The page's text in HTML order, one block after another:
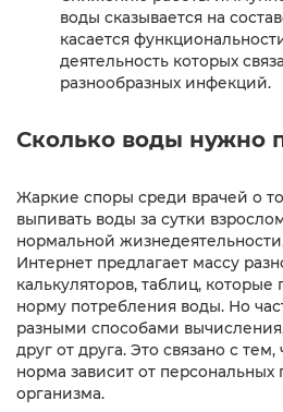
воды сказывается на
касается
деятельность которых
разнообразных инфекций.
Сколько воды нужно
Жаркие споры среди врачей о
выпивать воды за сутки
нормальной
Интернет предлагает массу
калькуляторов, таблиц,
норму потребления воды. Но
разными способами
друг от друга. Это связано с
норма зависит от персональных
организма.